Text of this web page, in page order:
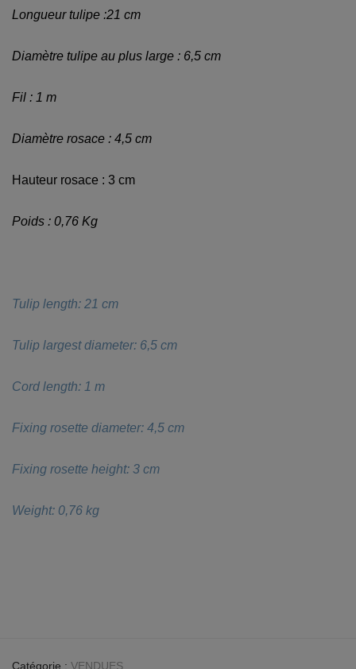
Longueur tulipe :21 cm
Diamètre tulipe au plus large : 6,5 cm
Fil : 1 m
Diamètre rosace : 4,5 cm
Hauteur rosace : 3 cm
Poids : 0,76 Kg
Tulip length: 21 cm
Tulip largest diameter: 6,5 cm
Cord length: 1 m
Fixing rosette diameter: 4,5 cm
Fixing rosette height: 3 cm
Weight: 0,76 kg
Catégorie : VENDUES